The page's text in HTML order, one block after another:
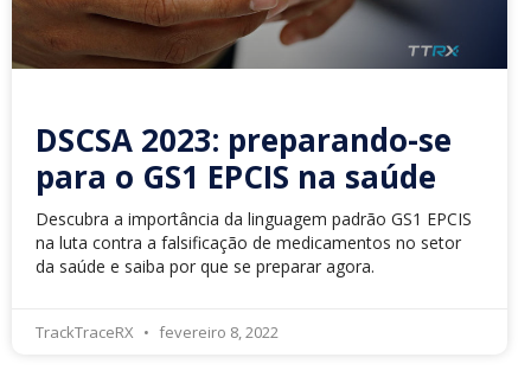
DSCSA 2023: preparando-se
para o GS1 EPCIS na saúde
Descubra a importância da linguagem padrão GS1 EPCIS
na luta contra a falsificação de medicamentos no setor
da saúde e saiba por que se preparar agora.
TrackTraceRX fevereiro 8, 2022